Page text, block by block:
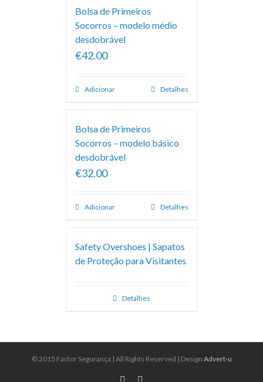
Bolsa de Primeiros
Socorros – modelo médio
desdobrável
€42.00
Adicionar Detalhes
Bolsa de Primeiros
Socorros – modelo básico
desdobrável
€32.00
Adicionar Detalhes
Safety Overshoes | Sapatos
de Proteção para Visitantes
Detalhes
© 2015 Factor Segurança | All Rights Reserved | Design Advert-u